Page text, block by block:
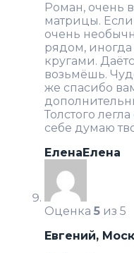
Роман, очень
матрицы.
очень
рядом,
кругами.
возьмёшь.
же спасибо
Толстого
себе думаю
ЕленаЕлена
Оценка 5 из 5
Евгений,